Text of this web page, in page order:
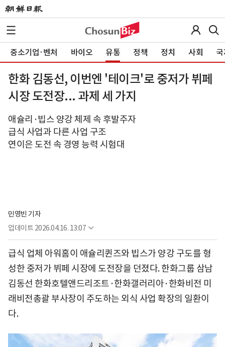
중소기업·벤처 바이오 유통 정책 정치 사회
한화 김동선, 이번엔 '테이크'로 중저가 뷔페
시장 도전장... 과제 세 가지
애슐리·빕스 양강 체제 속 후발주자
급식 사업과 다른 사업 구조
연이은 도전 속 경영 능력 시험대
민영빈 기자
업데이트 2026.04.16. 13:07
급식 업체 아워홈이 애슐리퀸즈와 빕스가 양강 구도를 형
성한 중저가 뷔페 시장에 도전장을 던졌다. 한화그룹 삼남
김동선 한화호텔앤드리조트·한화갤러리아·한화비전 미
래비전총괄 부사장이 주도하는 외식 사업 확장의 일환이
다.